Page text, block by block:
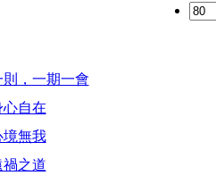
，一期一會
自在
境無我
之道